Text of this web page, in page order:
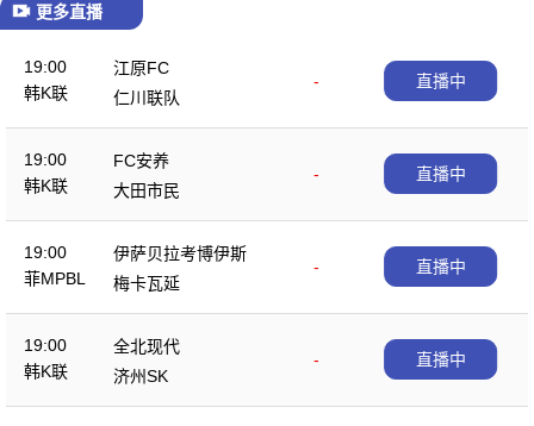
更多直播
19:00
韩K联
江原FC
-
仁川联队
直播中
19:00
韩K联
FC安养
-
大田市民
直播中
19:00
菲MPBL
伊萨贝拉考博伊斯
-
梅卡瓦延
直播中
19:00
韩K联
全北现代
-
济州SK
直播中